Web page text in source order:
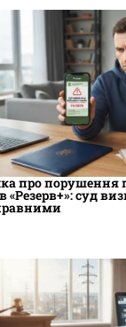
про порушення
«Резерв+»: суд